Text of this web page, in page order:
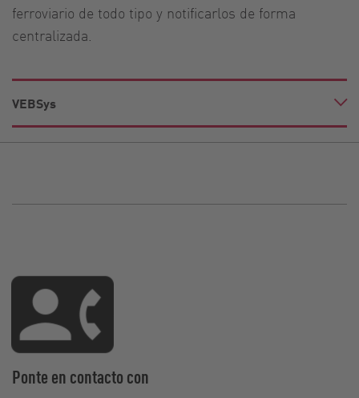
ferroviario de todo tipo y notificarlos de forma
centralizada.
VEBSys
Ponte en contacto con